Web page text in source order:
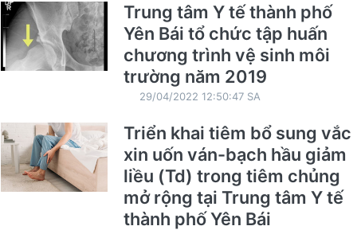
Trung tâm Y tế thành phố
Yên Bái tổ chức tập huấn
chương trình vệ sinh môi
trường năm 2019
29/04/2022 12:50:47 SA
Triển khai tiêm bổ sung vắc
xin uốn ván-bạch hầu giảm
liều (Td) trong tiêm chủng
mở rộng tại Trung tâm Y tế
thành phố Yên Bái